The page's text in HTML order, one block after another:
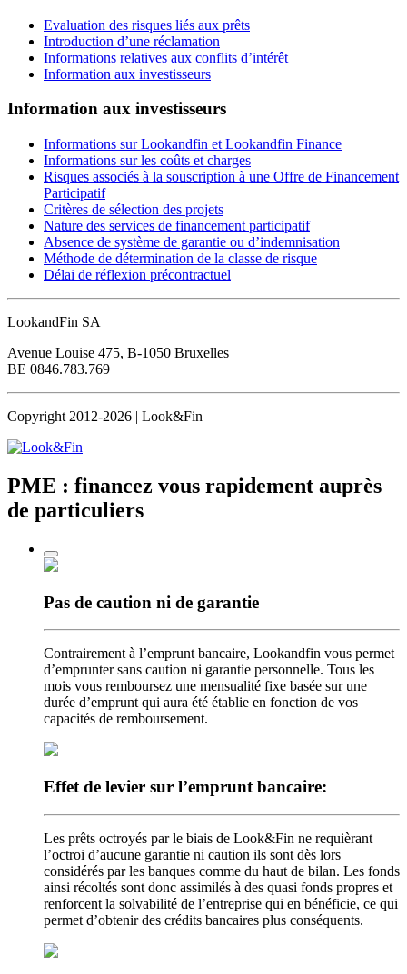
Evaluation des risques liés aux prêts
Introduction d’une réclamation
Informations relatives aux conflits d’intérêt
Information aux investisseurs
Information aux investisseurs
Informations sur Lookandfin et Lookandfin Finance
Informations sur les coûts et charges
Risques associés à la souscription à une Offre de Financement
Participatif
Critères de sélection des projets
Nature des services de financement participatif
Absence de système de garantie ou d’indemnisation
Méthode de détermination de la classe de risque
Délai de réflexion précontractuel
LookandFin SA
Avenue Louise 475, B-1050 Bruxelles
BE 0846.783.769
Copyright 2012-2026 | Look&Fin
PME : financez vous rapidement auprès
de particuliers
Pas de caution ni de garantie
Contrairement à l’emprunt bancaire, Lookandfin vous permet
d’emprunter sans caution ni garantie personnelle. Tous les
mois vous remboursez une mensualité fixe basée sur une
durée d’emprunt qui aura été établie en fonction de vos
capacités de remboursement.
Effet de levier sur l’emprunt bancaire:
Les prêts octroyés par le biais de Look&Fin ne requièrant
l’octroi d’aucune garantie ni caution ils sont dès lors
considérés par les banques comme du haut de bilan. Les fonds
ainsi récoltés sont donc assimilés à des quasi fonds propres et
renforcent la solvabilité de l’entreprise qui en bénéficie, ce qui
permet d’obtenir des crédits bancaires plus conséquents.